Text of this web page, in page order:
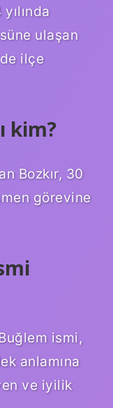
ulaşan
ilçe
kim?
Bozkır, 30
görevine
ismi,
anlamına
ve iyilik